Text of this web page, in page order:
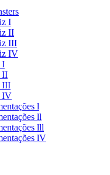
I
II
III
IV
I
II
III
IV
l
ll
lll
lV